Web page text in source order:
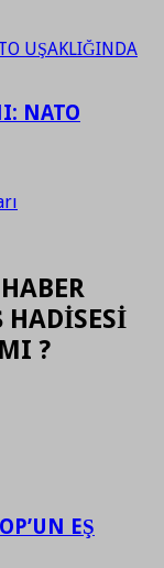
NATO
HADİSESİ
?
EŞ